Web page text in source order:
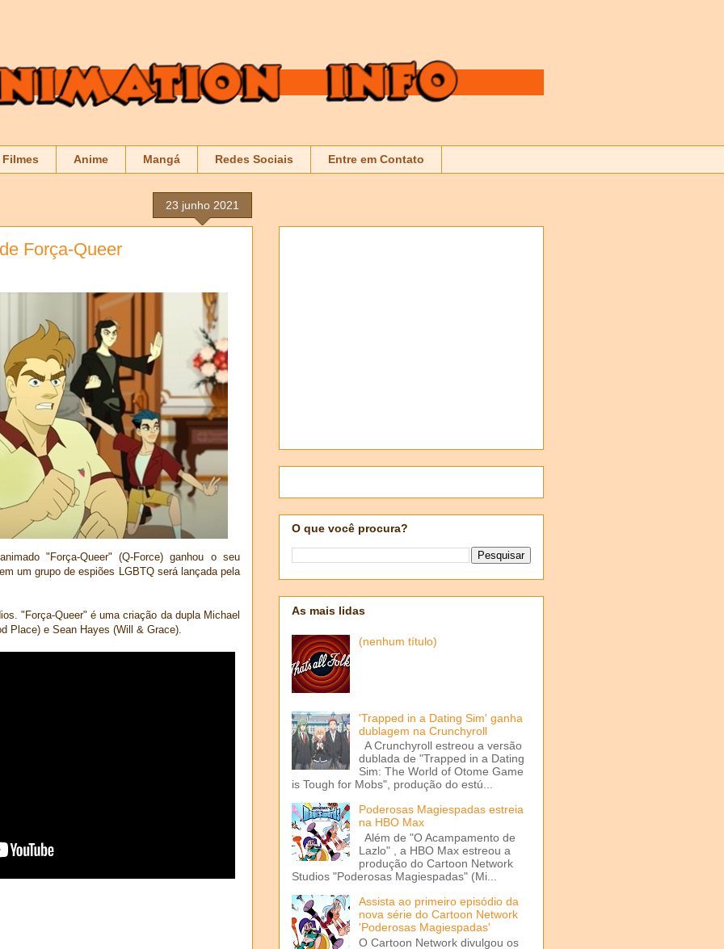
Filmes Anime Mangá Redes Sociais Entre em Contato
23 junho 2021
Força-Queer
"Força-Queer" (Q-Force) ganhou o seu
um grupo de espiões LGBTQ será lançada pela
"Força-Queer" é uma criação da dupla Michael
Place) e Sean Hayes (Will & Grace).
O que você procura?
As mais lidas
(nenhum título)
'Trapped in a Dating Sim' ganha
dublagem na Crunchyroll
A Crunchyroll estreou a versão
dublada de "Trapped in a Dating
Sim: The World of Otome Game
is Tough for Mobs", produção do estú...
Poderosas Magiespadas estreia
na HBO Max
Além de "O Acampamento de
Lazlo" , a HBO Max estreou a
produção do Cartoon Network
Studios "Poderosas Magiespadas" (Mi...
Assista ao primeiro episódio da
nova série do Cartoon Network
'Poderosas Magiespadas'
O Cartoon Network divulgou os